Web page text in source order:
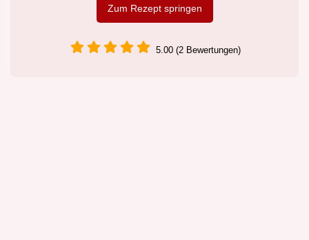
Zum Rezept springen
5.00 (2 Bewertungen)